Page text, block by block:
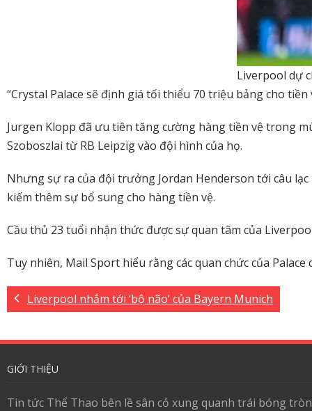
Liverpool dự
“Crystal Palace sẽ định giá tối thiểu 70 triệu bảng cho
Jurgen Klopp đã ưu tiên tăng cường hàng tiền vệ trong
Szoboszlai từ RB Leipzig vào đội hình của họ.
Nhưng sự ra của đội trưởng Jordan Henderson tới câu lạc
kiếm thêm sự bổ sung cho hàng tiền vệ.
Cầu thủ 23 tuổi nhận thức được sự quan tâm của
Tuy nhiên, Mail Sport hiểu rằng các quan chức của
Liverpool nhắm tới ‘bộ não’ của Bayern Munich
GIỚI THIỆU
Tin tức Thể Thao bên lề sân cỏ xung quanh trái bóng